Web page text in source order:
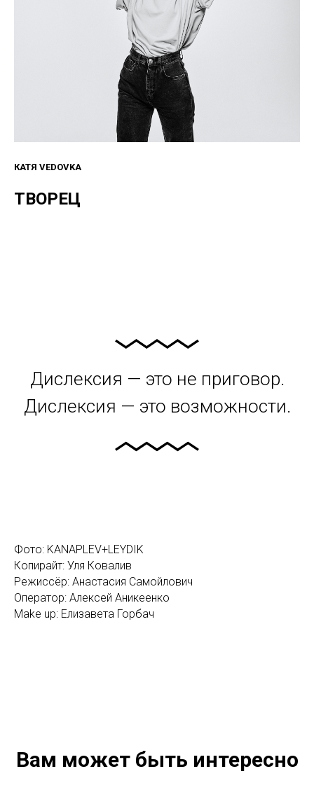
КАТЯ VEDOVKA
ТВОРЕЦ
Дислексия — это не приговор.
Дислексия — это возможности.
Фото: KANAPLEV+LEYDIK
Копирайт: Уля Ковалив
Режиссёр: Анастасия Самойлович
Оператор: Алексей Аникеенко
Make up: Елизавета Горбач
Вам может быть интересно